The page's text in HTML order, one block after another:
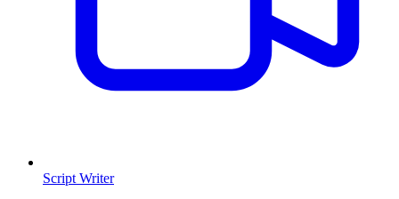
Script Writer